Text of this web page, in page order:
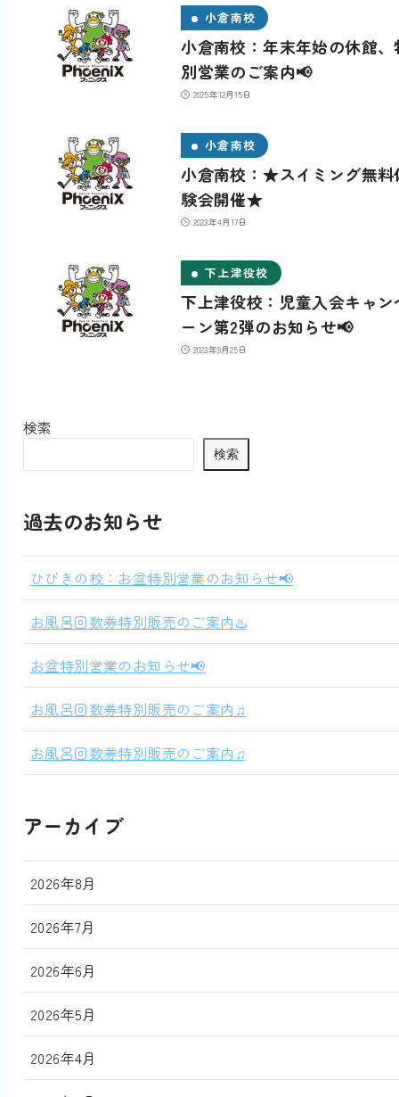
小倉南校
小倉南校：年末年始の休館、
別営業のご案内📢
2025年12月15日
小倉南校
小倉南校：★スイミング無料
験会開催★
2023年4月17日
下上津役校
下上津役校：児童入会キャン
ーン第2弾のお知らせ‎📢
2023年9月25日
検索
検索
過去のお知らせ
ひびきの校：お盆特別営業のお知らせ📢
お風呂回数券特別販売のご案内♨️
お盆特別営業のお知らせ📢
お風呂回数券特別販売のご案内♫
お風呂回数券特別販売のご案内♫
アーカイブ
2026年8月
2026年7月
2026年6月
2026年5月
2026年4月